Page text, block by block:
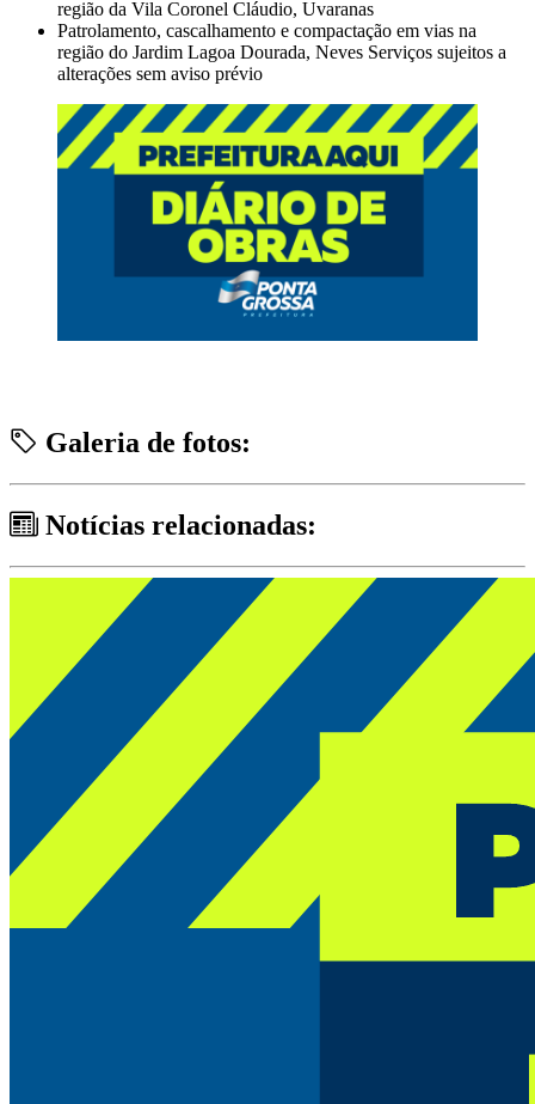
região da Vila Coronel Cláudio, Uvaranas
Patrolamento, cascalhamento e compactação em vias na
região do Jardim Lagoa Dourada, Neves Serviços sujeitos a
alterações sem aviso prévio
Galeria de fotos:
Notícias relacionadas: